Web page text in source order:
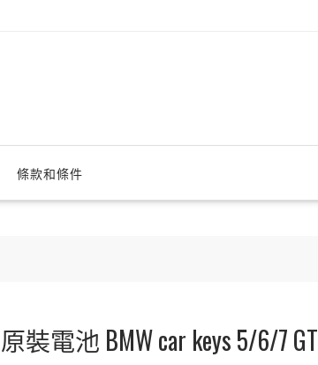
條款和條件
原裝電池 BMW car keys 5/6/7 GT